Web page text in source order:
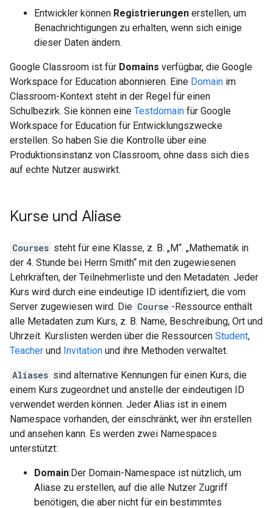
Entwickler können Registrierungen erstellen, um
Benachrichtigungen zu erhalten, wenn sich einige
dieser Daten ändern.
Google Classroom ist für Domains verfügbar, die Google
Workspace for Education abonnieren. Eine Domain im
Classroom-Kontext steht in der Regel für einen
Schulbezirk. Sie können eine Testdomain für Google
Workspace for Education für Entwicklungszwecke
erstellen. So haben Sie die Kontrolle über eine
Produktionsinstanz von Classroom, ohne dass sich dies
auf echte Nutzer auswirkt.
Kurse und Aliase
Courses steht für eine Klasse, z. B. „M“. „Mathematik in
der 4. Stunde bei Herrn Smith“ mit den zugewiesenen
Lehrkräften, der Teilnehmerliste und den Metadaten. Jeder
Kurs wird durch eine eindeutige ID identifiziert, die vom
Server zugewiesen wird. Die Course -Ressource enthält
alle Metadaten zum Kurs, z. B. Name, Beschreibung, Ort und
Uhrzeit. Kurslisten werden über die Ressourcen Student,
Teacher und Invitation und ihre Methoden verwaltet.
Aliases sind alternative Kennungen für einen Kurs, die
einem Kurs zugeordnet und anstelle der eindeutigen ID
verwendet werden können. Jeder Alias ist in einem
Namespace vorhanden, der einschränkt, wer ihn erstellen
und ansehen kann. Es werden zwei Namespaces
unterstützt:
Domain:Der Domain-Namespace ist nützlich, um
Aliase zu erstellen, auf die alle Nutzer Zugriff
benötigen, die aber nicht für ein bestimmtes